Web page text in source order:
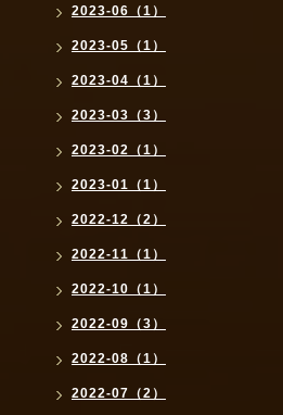
2023-06（1）
2023-05（1）
2023-04（1）
2023-03（3）
2023-02（1）
2023-01（1）
2022-12（2）
2022-11（1）
2022-10（1）
2022-09（3）
2022-08（1）
2022-07（2）